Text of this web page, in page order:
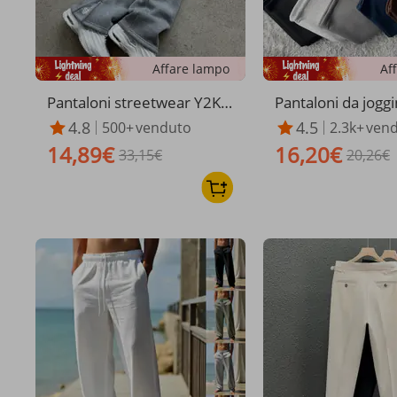
Affare lampo
Pantaloni streetwear Y2K d
a uomo e da donna - Vestib
ilità ampia con piccolo logo
ricamato, modello casual
4.8 500+venduto
14,89€ 33,15€
Pantaloni da
pia vita da uomo,
vo ricamato a
loni della tuta hip
4.5 2.3k+
16,20€ 20,26€